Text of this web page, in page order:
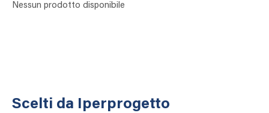
Nessun prodotto disponibile
Scelti da Iperprogetto